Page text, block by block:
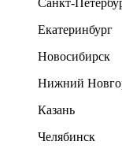
Санкт-
Екатеринбург
Новосибирск
Нижний
Казань
Челябинск